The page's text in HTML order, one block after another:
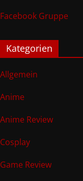
Facebook Gruppe
Kategorien
Allgemein
Anime
Anime Review
Cosplay
Game Review